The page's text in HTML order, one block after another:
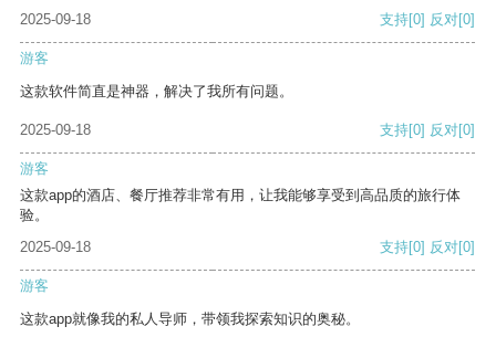
2025-09-18
支持[0] 反对[0]
游客
这款软件简直是神器，解决了我所有问题。
2025-09-18 支持[0] 反对[0]
游客
这款app的酒店、餐厅推荐非常有用，让我能够享受到高品质的旅行体
验。
2025-09-18
支持[0] 反对[0]
游客
这款app就像我的私人导师，带领我探索知识的奥秘。